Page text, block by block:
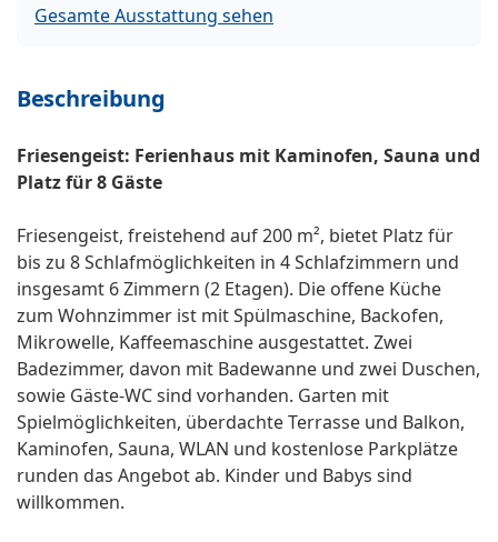
Gesamte Ausstattung sehen
Beschreibung
Friesengeist: Ferienhaus mit Kaminofen, Sauna und
Platz für 8 Gäste
Friesengeist, freistehend auf 200 m², bietet Platz für
bis zu 8 Schlafmöglichkeiten in 4 Schlafzimmern und
insgesamt 6 Zimmern (2 Etagen). Die offene Küche
zum Wohnzimmer ist mit Spülmaschine, Backofen,
Mikrowelle, Kaffeemaschine ausgestattet. Zwei
Badezimmer, davon mit Badewanne und zwei Duschen,
sowie Gäste-WC sind vorhanden. Garten mit
Spielmöglichkeiten, überdachte Terrasse und Balkon,
Kaminofen, Sauna, WLAN und kostenlose Parkplätze
runden das Angebot ab. Kinder und Babys sind
willkommen.